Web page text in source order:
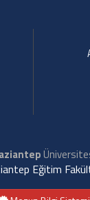
Eğitim